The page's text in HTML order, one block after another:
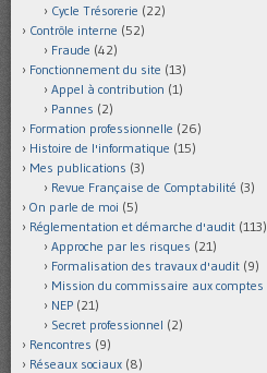
Cycle Trésorerie (22)
Contrôle interne (52)
Fraude (42)
Fonctionnement du site (13)
Appel à contribution (1)
Pannes (2)
Formation professionnelle (26)
Histoire de l'informatique (15)
Mes publications (3)
Revue Française de Comptabilité (3)
On parle de moi (5)
Réglementation et démarche d'audit (113)
Approche par les risques (21)
Formalisation des travaux d'audit (9)
Mission du commissaire aux comptes
NEP (21)
Secret professionnel (2)
Rencontres (9)
Réseaux sociaux (8)